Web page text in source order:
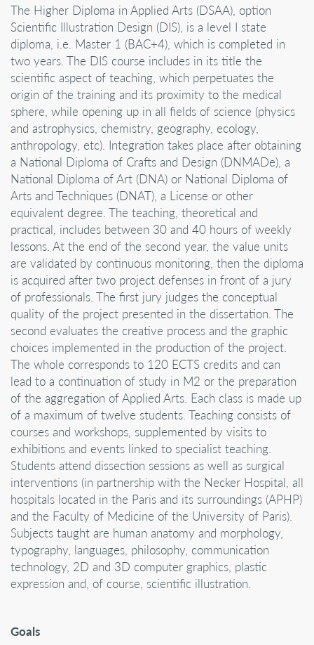
The Higher Diploma in Applied Arts (DSAA), option
Scientific Illustration Design (DIS), is a level I state
diploma, i.e. Master 1 (BAC+4), which is completed in
two years. The DIS course includes in its title the
scientific aspect of teaching, which perpetuates the
origin of the training and its proximity to the medical
sphere, while opening up in all fields of science (physics
and astrophysics, chemistry, geography, ecology,
anthropology, etc). Integration takes place after obtaining
a National Diploma of Crafts and Design (DNMADe), a
National Diploma of Art (DNA) or National Diploma of
Arts and Techniques (DNAT), a License or other
equivalent degree. The teaching, theoretical and
practical, includes between 30 and 40 hours of weekly
lessons. At the end of the second year, the value units
are validated by continuous monitoring, then the diploma
is acquired after two project defenses in front of a jury
of professionals. The first jury judges the conceptual
quality of the project presented in the dissertation. The
second evaluates the creative process and the graphic
choices implemented in the production of the project.
The whole corresponds to 120 ECTS credits and can
lead to a continuation of study in M2 or the preparation
of the aggregation of Applied Arts. Each class is made up
of a maximum of twelve students. Teaching consists of
courses and workshops, supplemented by visits to
exhibitions and events linked to specialist teaching.
Students attend dissection sessions as well as surgical
interventions (in partnership with the Necker Hospital, all
hospitals located in the Paris and its surroundings (APHP)
and the Faculty of Medicine of the University of Paris).
Subjects taught are human anatomy and morphology,
typography, languages, philosophy, communication
technology, 2D and 3D computer graphics, plastic
expression and, of course, scientific illustration.
Goals